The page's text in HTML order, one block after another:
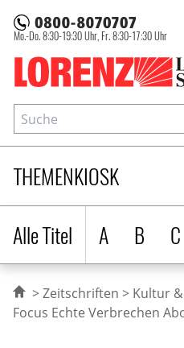
Lorenz
Mo.-Do. 8:30-19:30 Uhr, Fr. 8:30-17:30 Uhr
THEMENKIOSK
Alle Titel
A B C
Suche
Zeitschriftensuche
Zeitschriften
Kultur
Focus Echte Verbrechen